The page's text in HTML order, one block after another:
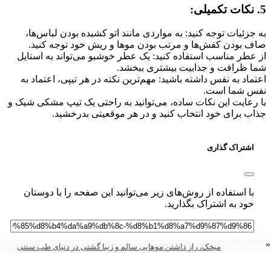
توجه کنید: به مواردی مانند اتو کشیده بودن لباس‌ها،
بودن کفش‌ها و مرتب بودن موها و ریش خود توجه کنید.
مناسب استفاده کنید: یک عطر خوشبو می‌تواند به استایل
ظرافت و جذابیت بیشتری ببخشد.
به نفس داشته باشید: مهم‌ترین نکته در هر تیپی، اعتماد به
شما است.
این نکات ساده، می‌توانید به راحتی یک تیپ مشکی شیک و
برای خود انتخاب کنید و در هر موقعیتی بدرخشید.
گذاری
استفاده از روش‌های زیر می‌توانید این صفحه را با دوستان
به اشتراک بگذارید.
قبلی میخک، راز داشتن موهایی سالم و زیبا گشتی در دنیای طب سنتی